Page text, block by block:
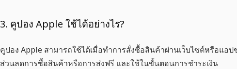
3. คูปอง Apple ใช้ได้อย่างไร?
คูปอง Apple สามารถใช้ได้เมื่อทำการสั่งซื้อสินค้าผ่านเว็บไซต์หรือแอ
ส่วนลดการซื้อสินค้าหรือการส่งฟรี และใช้ในขั้นตอนการชำระเงิน